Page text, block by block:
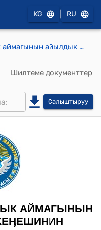
KG RU
Эңилчек айылдык аймагынын айылдык кеңешинин 2023-жылдын 10-октябры № 16 "Эӊилчек айылдык аймагын өзүнчө айылдык аймак катары калтыруу жөнүндө" токтому
Шилтеме документтер
Салыштыруу